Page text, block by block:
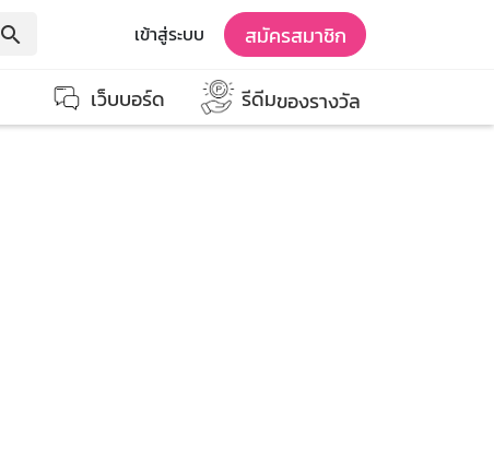
search เข้าสู่ระบบ สมัครสมาชิก
เว็บบอร์ด รีดีมของรางวัล